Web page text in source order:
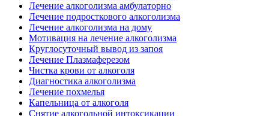
Лечение алкоголизма амбулаторно
Лечение подросткового алкоголизма
Лечение алкоголизма на дому
Мотивация на лечение алкоголизма
Круглосуточный вывод из запоя
Лечение Плазмаферезом
Чистка крови от алкоголя
Диагностика алкоголизма
Лечение похмелья
Капельница от алкоголя
Снятие алкогольной интоксикации